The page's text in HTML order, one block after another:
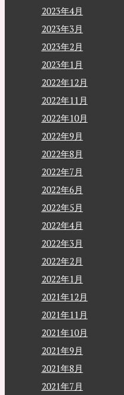
2023年4月
2023年3月
2023年2月
2023年1月
2022年12月
2022年11月
2022年10月
2022年9月
2022年8月
2022年7月
2022年6月
2022年5月
2022年4月
2022年3月
2022年2月
2022年1月
2021年12月
2021年11月
2021年10月
2021年9月
2021年8月
2021年7月